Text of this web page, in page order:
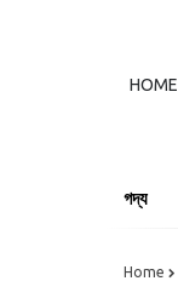
HOME
গদ্য
Home